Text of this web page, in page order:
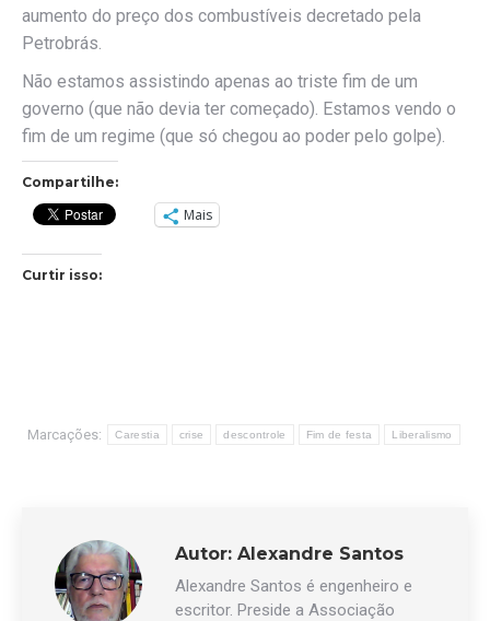
aumento do preço dos combustíveis decretado pela
Petrobrás.
Não estamos assistindo apenas ao triste fim de um
governo (que não devia ter começado). Estamos vendo o
fim de um regime (que só chegou ao poder pelo golpe).
Compartilhe:
Mais
Curtir isso:
Marcações: Carestia crise descontrole Fim de festa Liberalismo
Autor: Alexandre Santos
Alexandre Santos é engenheiro e
escritor. Preside a Associação